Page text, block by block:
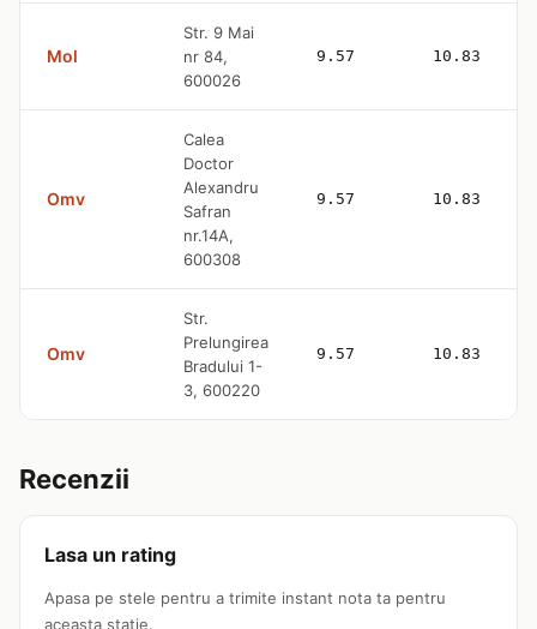
Mol
Str. 9 Mai
nr 84,
600026
9.57 10.83
Omv
Calea
Doctor
Alexandru
Safran
nr.14A,
600308
9.57 10.83
Omv
Str.
Prelungirea
Bradului 1-
3, 600220
9.57 10.83
Recenzii
Lasa un rating
Apasa pe stele pentru a trimite instant nota ta pentru
aceasta statie.